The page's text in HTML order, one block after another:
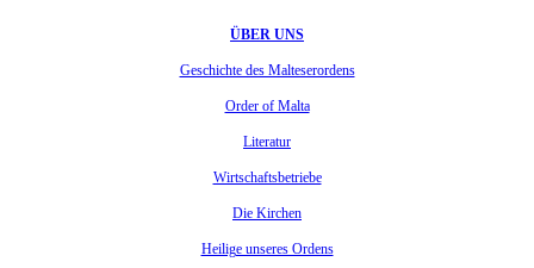
ÜBER UNS
Geschichte des Malteserordens
Order of Malta
Literatur
Wirtschaftsbetriebe
Die Kirchen
Heilige unseres Ordens